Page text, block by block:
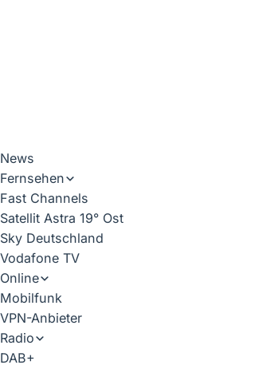
News
Fernsehen
Fast Channels
Satellit Astra 19° Ost
Sky Deutschland
Vodafone TV
Online
Mobilfunk
VPN-Anbieter
Radio
DAB+